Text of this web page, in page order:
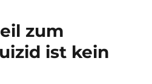
zum
ist kein